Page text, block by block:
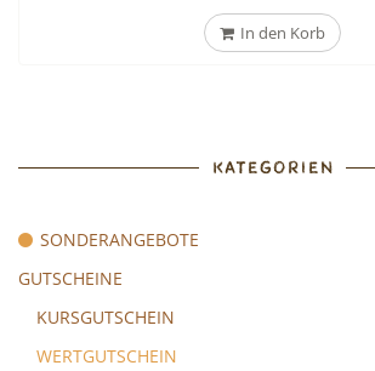
In den Korb
KATEGORIEN
SONDERANGEBOTE
GUTSCHEINE
KURSGUTSCHEIN
WERTGUTSCHEIN